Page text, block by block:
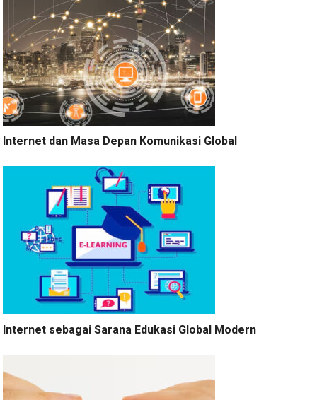
Internet dan Masa Depan Komunikasi Global
Internet sebagai Sarana Edukasi Global Modern